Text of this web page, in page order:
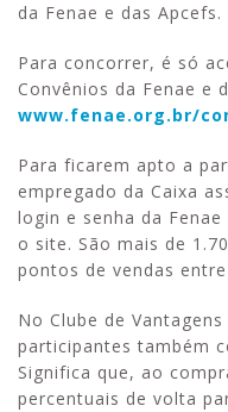
da Fenae e das Apcefs.
Para concorrer, é só
Convênios da Fenae e
www.fenae.org.br/
Para ficarem apto a
empregado da Caixa
login e senha da
o site. São mais de
pontos de vendas
No Clube de
participantes também
Significa que, ao
percentuais de volta